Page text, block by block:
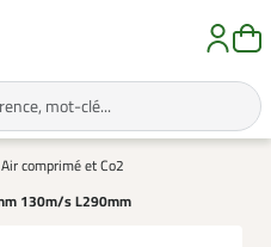
Air comprimé et Co2
130m/s L290mm